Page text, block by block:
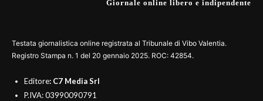
Giornale online libero e indipendente
Testata giornalistica online registrata al Tribunale di Vibo Valentia.
Registro Stampa n. 1 del 20 gennaio 2025. ROC: 42854.
Editore: C7 Media Srl
P.IVA: 03990090791